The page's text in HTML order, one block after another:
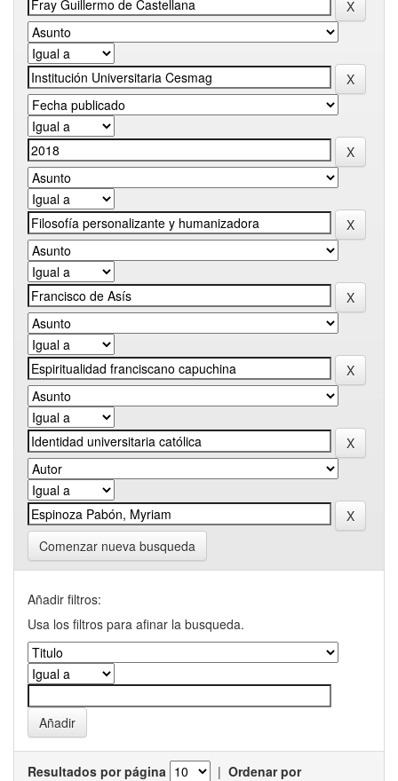
Comenzar nueva busqueda
Añadir filtros:
Usa los filtros para afinar la busqueda.
Resultados por página | Ordenar por